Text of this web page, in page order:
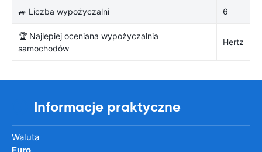
🚙 Liczba wypożyczalni 6
🏆 Najlepiej oceniana wypożyczalnia
samochodów
Hertz
Informacje praktyczne
Waluta